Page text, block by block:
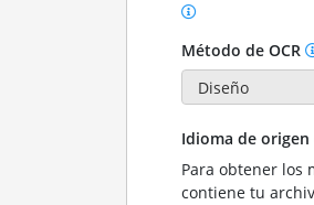
Método de OCR
Idioma de
Para obtener los
contiene tu